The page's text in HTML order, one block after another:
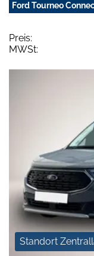
Ford Tourneo
Preis:
MWSt:
Standort